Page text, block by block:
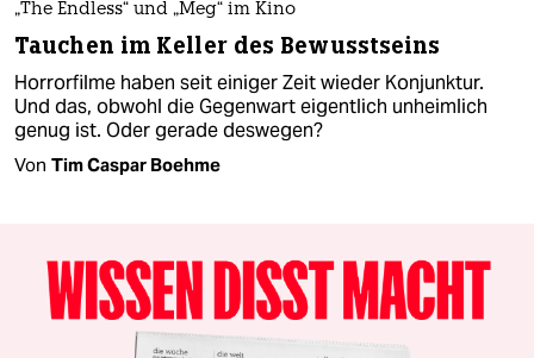
„The Endless“ und „Meg“ im Kino
Tauchen im Keller des Bewusstseins
Horrorfilme haben seit einiger Zeit wieder Konjunktur.
Und das, obwohl die Gegenwart eigentlich unheimlich
genug ist. Oder gerade deswegen?
Von Tim Caspar Boehme